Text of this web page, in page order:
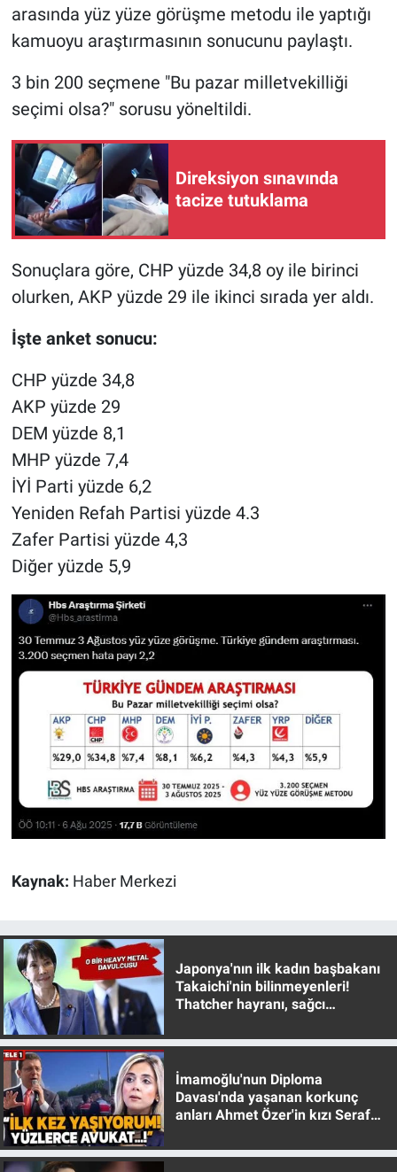
arasında yüz yüze görüşme metodu ile yaptığı
kamuoyu araştırmasının sonucunu paylaştı.
3 bin 200 seçmene "Bu pazar milletvekilliği
seçimi olsa?" sorusu yöneltildi.
Direksiyon sınavında
tacize tutuklama
Sonuçlara göre, CHP yüzde 34,8 oy ile birinci
olurken, AKP yüzde 29 ile ikinci sırada yer aldı.
İşte anket sonucu:
CHP yüzde 34,8
AKP yüzde 29
DEM yüzde 8,1
MHP yüzde 7,4
İYİ Parti yüzde 6,2
Yeniden Refah Partisi yüzde 4.3
Zafer Partisi yüzde 4,3
Diğer yüzde 5,9
Kaynak: Haber Merkezi
Japonya'nın ilk kadın başbakanı
Takaichi'nin bilinmeyenleri!
Thatcher hayranı, sağcı
İmamoğlu'nun Diploma
Davası'nda yaşanan korkunç
anları Ahmet Özer'in kızı Seraf
Gündem Özel
Haber
İlan
Kimdir
Kültür Sanat
Ne demişti
Nedir
Popüler
Programlar
Sağlık
Spor
Teknoloji
Türkiye'nin Geleceği
Türkiye'nin Gündemi
Yerel Gündem
Yerel Yaşam
Canlı Yayın